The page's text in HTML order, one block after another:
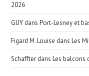
2026
GUY dansPort-Lesney et
Figard M. Louise dansLes
Schaffter dansLes balcons